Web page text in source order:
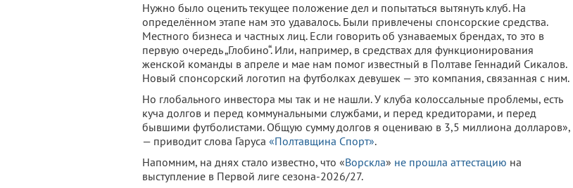
Нужно было оценить текущее положение дел и попытаться вытянуть клуб. На
определённом этапе нам это удавалось. Были привлечены спонсорские средства.
Местного бизнеса и частных лиц. Если говорить об узнаваемых брендах, то это в
первую очередь „Глобино“. Или, например, в средствах для функционирования
женской команды в апреле и мае нам помог известный в Полтаве Геннадий Сикалов.
Новый спонсорский логотип на футболках девушек — это компания, связанная с ним.
Но глобального инвестора мы так и не нашли. У клуба колоссальные проблемы, есть
куча долгов и перед коммунальными службами, и перед кредиторами, и перед
бывшими футболистами. Общую сумму долгов я оцениваю в 3,5 миллиона долларов»,
— приводит слова Гаруса «Полтавщина Спорт».
Напомним, на днях стало известно, что «Ворскла» не прошла аттестацию на
выступление в Первой лиге сезона-2026/27.